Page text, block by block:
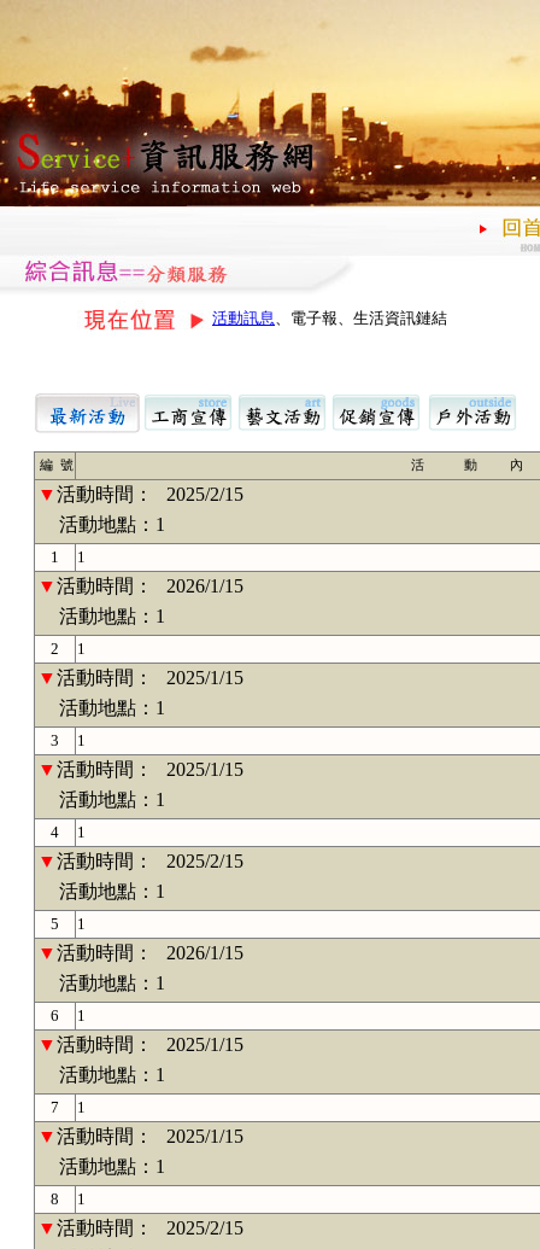
活動訊息、電子報、生活資訊鏈結
編 號 活 動 內
▼活動時間：
2025/2/15
活動地點：1
1 1
▼活動時間：
2026/1/15
活動地點：1
2 1
▼活動時間：
2025/1/15
活動地點：1
3 1
▼活動時間：
2025/1/15
活動地點：1
4 1
▼活動時間：
2025/2/15
活動地點：1
5 1
▼活動時間：
2026/1/15
活動地點：1
6 1
▼活動時間：
2025/1/15
活動地點：1
7 1
▼活動時間：
2025/1/15
活動地點：1
8 1
▼活動時間：
2025/2/15